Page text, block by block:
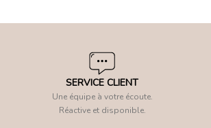
SERVICE CLIENT
Une équipe à votre écoute.
Réactive et disponible.